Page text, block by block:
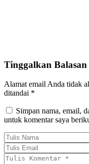
Tinggalkan Balasan
Alamat email Anda tidak
ditandai *
Simpan nama, email,
untuk komentar saya